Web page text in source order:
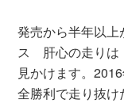
発売から半年以
ス 肝心の走りは
見かけます。
全勝利で走り抜